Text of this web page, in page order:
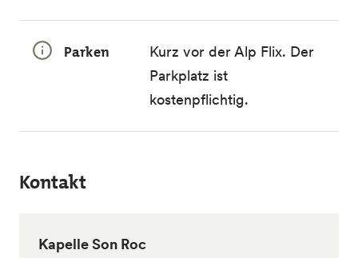
Parken
Kurz vor der Alp Flix. Der
Parkplatz ist
kostenpflichtig.
Kontakt
Kapelle Son Roc